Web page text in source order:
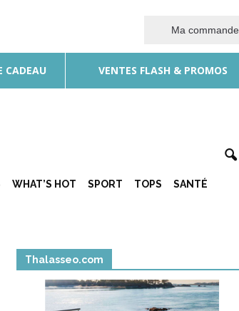
Ma commande
CADEAU VENTES FLASH & PROMOS
WHAT’S HOT SPORT TOPS SANTÉ
Thalasseo.com